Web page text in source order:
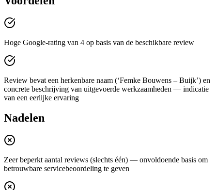
Hoge Google-rating van 4 op basis van de beschikbare review
Review bevat een herkenbare naam (‘Femke Bouwens – Buijk’) en
concrete beschrijving van uitgevoerde werkzaamheden — indicatie
van een eerlijke ervaring
Nadelen
Zeer beperkt aantal reviews (slechts één) — onvoldoende basis om
betrouwbare servicebeoordeling te geven